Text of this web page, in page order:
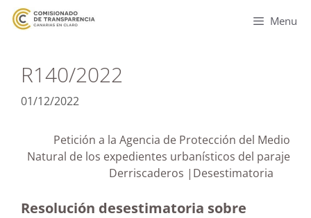
Menu
R140/2022
01/12/2022
Petición a la Agencia de Protección del Medio
Natural de los expedientes urbanísticos del paraje
Derriscaderos |Desestimatoria
Resolución desestimatoria sobre